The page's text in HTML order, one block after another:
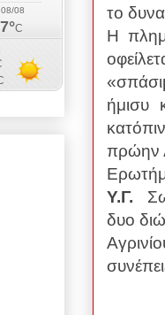
το
Η
ήμισυ
πρώην
Υ.Γ.
δυο